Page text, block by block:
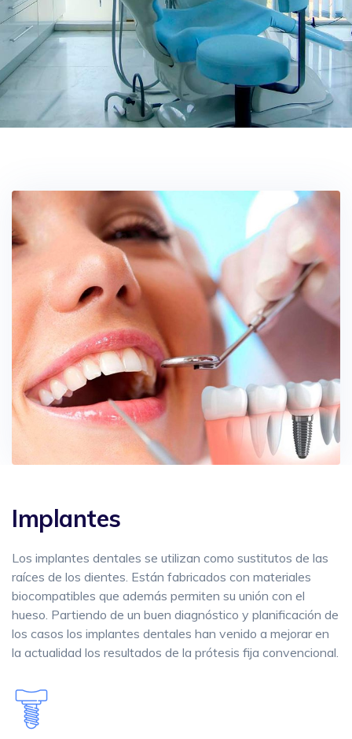
Implantes
Los implantes dentales se utilizan como sustitutos de las
raíces de los dientes. Están fabricados con materiales
biocompatibles que además permiten su unión con el
hueso. Partiendo de un buen diagnóstico y planificación de
los casos los implantes dentales han venido a mejorar en
la actualidad los resultados de la prótesis fija convencional.